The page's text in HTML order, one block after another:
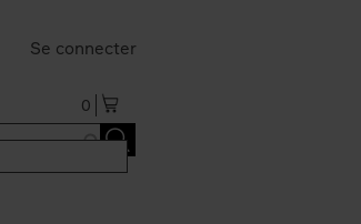
Se connecter
0